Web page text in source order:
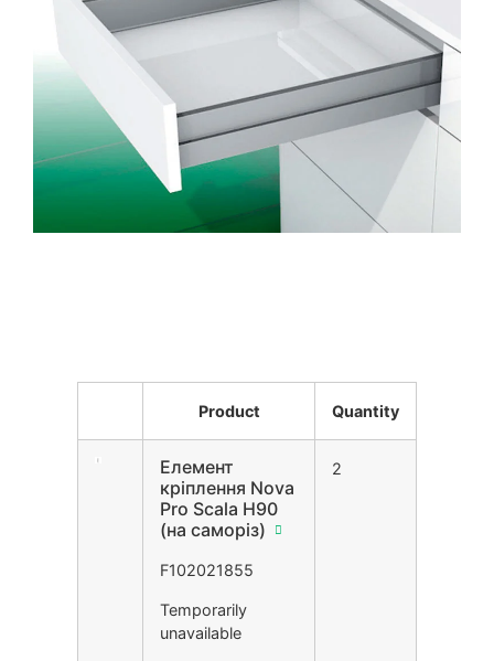
Product Quantity
Елемент
кріплення Nova
Pro Scala H90
(на саморіз)
F102021855
Temporarily
unavailable
2